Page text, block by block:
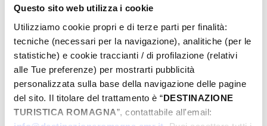
Questo sito web utilizza i cookie
Utilizziamo cookie propri e di terze parti per finalità:
tecniche (necessari per la navigazione), analitiche (per le
statistiche) e cookie traccianti / di profilazione (relativi
alle Tue preferenze) per mostrarti pubblicità
personalizzata sulla base della navigazione delle pagine
del sito. Il titolare del trattamento è “DESTINAZIONE
TURISTICA ROMAGNA”, contattabile all'email:
Mon
Die Mit Don
01
02 03 04 05 06
07
08
09 10 11 12 13
14
15
16 17 18 19 20
21
22
23 24 25 26 27
29
03
05
06
07 08 09 10 11